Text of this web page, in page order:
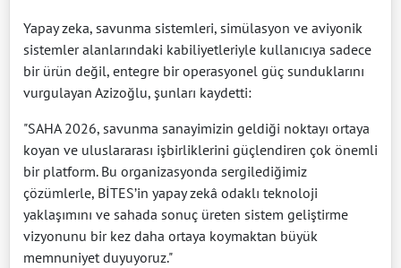
Yapay zeka, savunma sistemleri, simülasyon ve aviyonik
sistemler alanlarındaki kabiliyetleriyle kullanıcıya sadece
bir ürün değil, entegre bir operasyonel güç sunduklarını
vurgulayan Azizoğlu, şunları kaydetti:
"SAHA 2026, savunma sanayimizin geldiği noktayı ortaya
koyan ve uluslararası işbirliklerini güçlendiren çok önemli
bir platform. Bu organizasyonda sergilediğimiz
çözümlerle, BİTES’in yapay zekâ odaklı teknoloji
yaklaşımını ve sahada sonuç üreten sistem geliştirme
vizyonunu bir kez daha ortaya koymaktan büyük
memnuniyet duyuyoruz."